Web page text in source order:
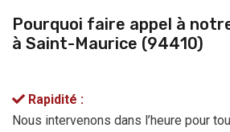
Pourquoi faire appel à
à Saint-Maurice (94410)
Rapidité :
Nous intervenons dans l’heure pour